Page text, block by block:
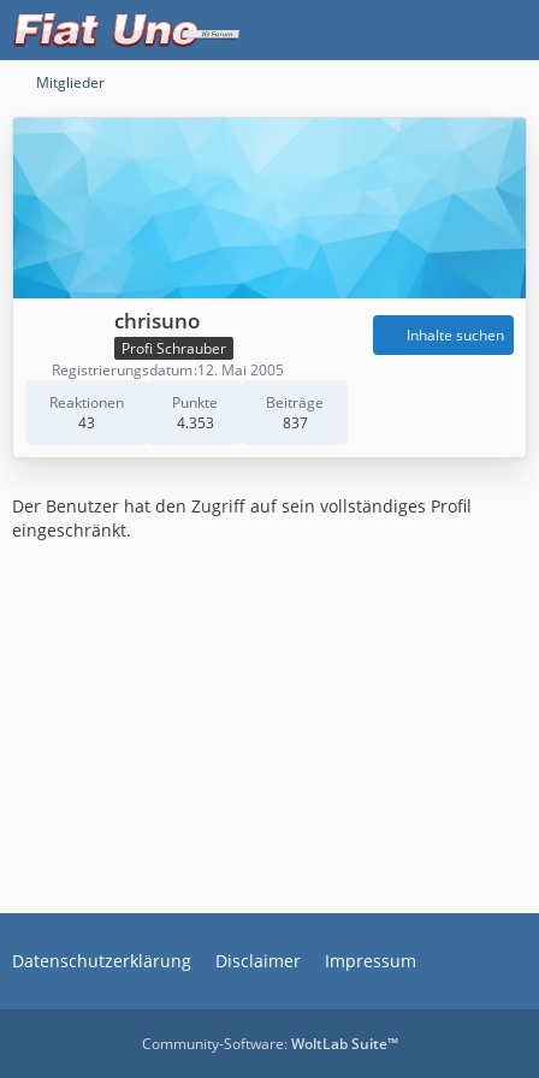
Mitglieder
chrisuno
Profi Schrauber
Reaktionen
43
Punkte
4.353
Beiträge
837
Inhalte suchen
Registrierungsdatum 12. Mai 2005
Der Benutzer hat den Zugriff auf sein vollständiges Profil
eingeschränkt.
Datenschutzerklärung Disclaimer Impressum
Community-Software:WoltLab Suite™